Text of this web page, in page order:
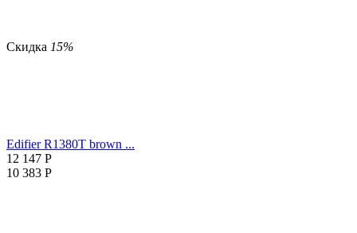
Скидка 15%
Edifier R1380T brown ...
12 147 Р
10 383 Р